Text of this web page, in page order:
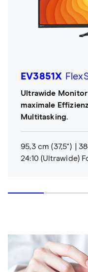
EV3851X
Ultrawide
maximale
Multitasking.
95,3 cm (37,5")
24:10 (Ultrawide)